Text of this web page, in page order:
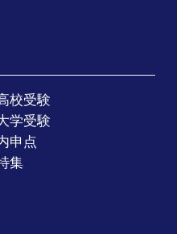
校受験
学受験
申点
集